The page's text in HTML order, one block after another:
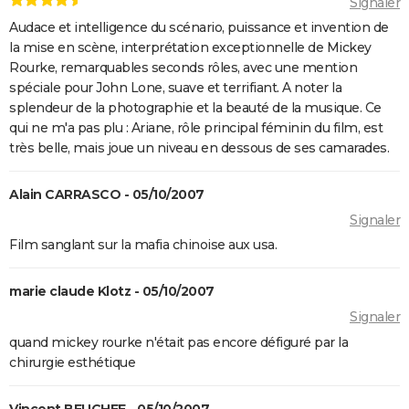
des avions pour les besoins du film ?
Hunger Games, Lever de soleil sur la Moisson : Effie,
Haymitch... des personnages bien connus dans la
bande-annonce
Doctor Strange 2 : que signifient les scènes post-
Gladiator 2 : pourquoi cette suite risque-t-elle de
Kraven le chasseur : le film Marvel s'offre une
Thunderbolts* : le dernier film Marvel vaut-il le
Mad Max Fury Road : synopsis, casting, bande-
annonce, streaming, avis...
Audace et intelligence du scénario, puissance et invention de
la mise en scène, interprétation exceptionnelle de Mickey
Rourke, remarquables seconds rôles, avec une mention
spéciale pour John Lone, suave et terrifiant. A noter la
splendeur de la photographie et la beauté de la musique. Ce
qui ne m'a pas plu : Ariane, rôle principal féminin du film, est
très belle, mais joue un niveau en dessous de ses camarades.
Alain CARRASCO - 05/10/2007
Signaler
Film sanglant sur la mafia chinoise aux usa.
marie claude Klotz - 05/10/2007
Signaler
quand mickey rourke n'était pas encore défiguré par la
chirurgie esthétique